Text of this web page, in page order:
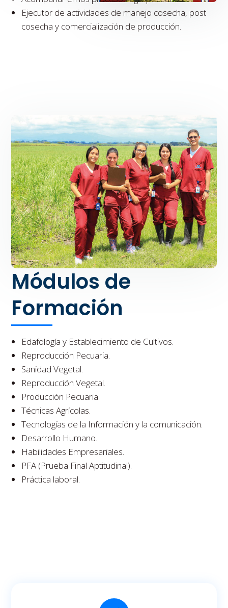
Ejecutor de actividades de manejo cosecha, post
cosecha y comercialización de producción.
Módulos de
Formación
Edafología y Establecimiento de Cultivos.
Reproducción Pecuaria.
Sanidad Vegetal.
Reproducción Vegetal.
Producción Pecuaria.
Técnicas Agrícolas.
Tecnologías de la Información y la comunicación.
Desarrollo Humano.
Habilidades Empresariales.
PFA (Prueba Final Aptitudinal).
Práctica laboral.